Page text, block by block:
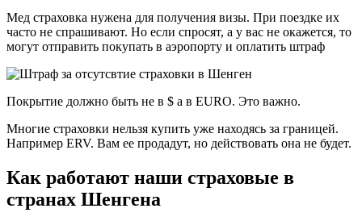
Мед страховка нужена для получения визы. При поездке их
часто не спрашивают. Но если спросят, а у вас не окажется, то
могут отправить покупать в аэропорту и оплатить штраф
Покрытие должно быть не в $ а в EURO. Это важно.
Многие страховки нельзя купить уже находясь за границей.
Например ERV. Вам ее продадут, но действовать она не будет.
Как работают наши страховые в
странах Шенгена